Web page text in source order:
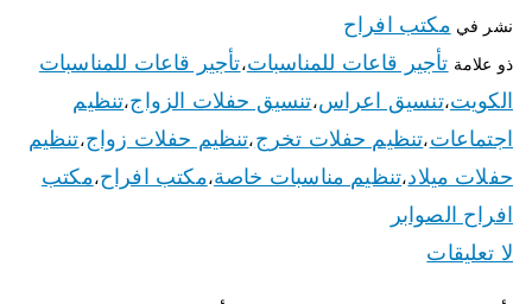
نشر في مكتب افراح
ذو علامة تأجير قاعات للمناسبات،تأجير قاعات للمناسبات
الكويت،تنسيق اعراس،تنسيق حفلات الزواج،تنظيم
اجتماعات،تنظيم حفلات تخرج،تنظيم حفلات زواج،تنظيم
حفلات ميلاد،تنظيم مناسبات خاصة،مكتب افراح،مكتب
افراح الصوابر
لا تعليقات